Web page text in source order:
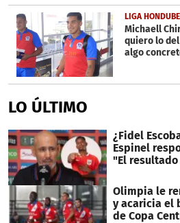
LIGA
Michaell
quiero lo
algo
LO ÚLTIMO
¿Fidel
Espinel
"El
Olimpia le
y acaricia el
de Copa